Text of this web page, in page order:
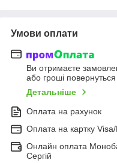
Умови оплати
Ви отримаєте
або гроші
Детальніше
Оплата на рахунок
Оплата на картку
Онлайн оплата
Сергій